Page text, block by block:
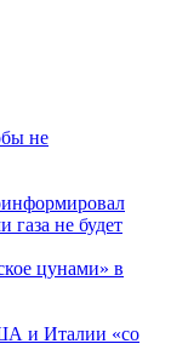
не
газа не будет
цунами» в
и Италии «со